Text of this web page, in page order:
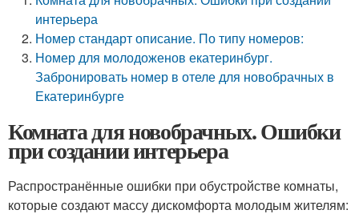
интерьера
Номер стандарт описание. По типу номеров:
Номер для молодоженов екатеринбург.
Забронировать номер в отеле для новобрачных в
Екатеринбурге
Комната для новобрачных. Ошибки
при создании интерьера
Распространённые ошибки при обустройстве комнаты,
которые создают массу дискомфорта молодым жителям: